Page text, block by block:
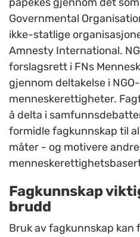
Governmental
ikke-statlige
Amnesty International.
forslagsrett i FNs
gjennom deltakelse i
menneskerettigheter.
å delta i
formidle fagkunnskap til
måter - og motivere
Fagkunnskap
brudd
Bruk av fagkunnskap kan